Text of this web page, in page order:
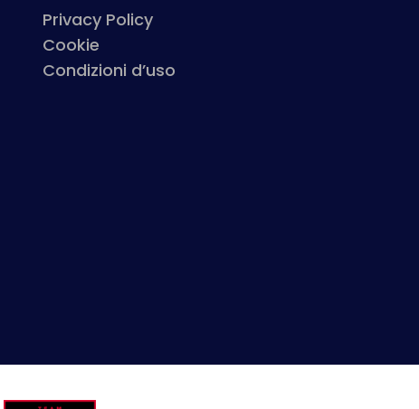
Privacy Policy
Cookie
Condizioni d’uso